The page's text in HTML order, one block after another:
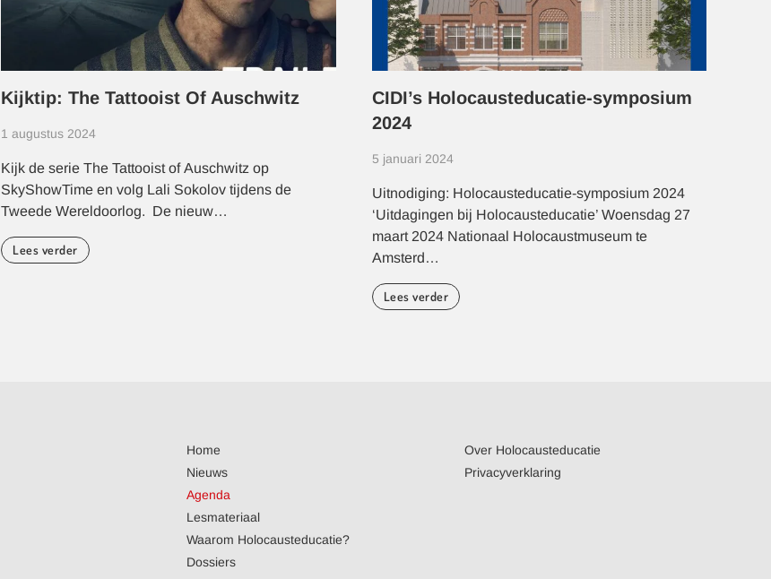
Kijktip: The Tattooist Of Auschwitz
1 augustus 2024
Kijk de serie The Tattooist of Auschwitz op
SkyShowTime en volg Lali Sokolov tijdens de
Tweede Wereldoorlog. De nieuw…
Lees verder
CIDI’s Holocausteducatie-symposium
2024
5 januari 2024
Uitnodiging: Holocausteducatie-symposium 2024
‘Uitdagingen bij Holocausteducatie’ Woensdag 27
maart 2024 Nationaal Holocaustmuseum te
Amsterd…
Lees verder
Home
Nieuws
Agenda
Lesmateriaal
Waarom Holocausteducatie?
Dossiers
Over Holocausteducatie
Privacyverklaring